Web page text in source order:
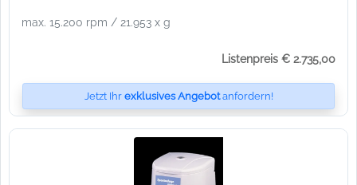
max. 15.200 rpm / 21.953 x g
Listenpreis € 2.735,00
Jetzt Ihr exklusives Angebotanfordern!